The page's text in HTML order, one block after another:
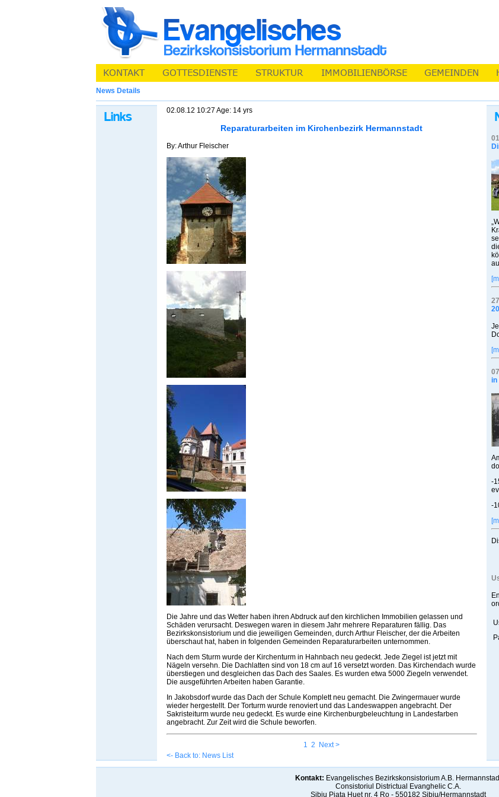
News Details
02.08.12 10:27 Age: 14 yrs
Reparaturarbeiten im Kirchenbezirk Hermannstadt
By: Arthur Fleischer
Die Jahre und das Wetter haben ihren Abdruck auf den kirchlichen Immobilien gelassen und
Schäden verursacht. Deswegen waren in diesem Jahr mehrere Reparaturen fällig. Das
Bezirkskonsistorium und die jeweiligen Gemeinden, durch Arthur Fleischer, der die Arbeiten
überschaut hat, haben in folgenden Gemeinden Reparaturarbeiten unternommen.
Nach dem Sturm wurde der Kirchenturm in Hahnbach neu gedeckt. Jede Ziegel ist jetzt mit
Nägeln versehn. Die Dachlatten sind von 18 cm auf 16 versetzt worden. Das Kirchendach wurde
überstiegen und desgleichen das Dach des Saales. Es wurden etwa 5000 Ziegeln verwendet.
Die ausgeführten Arbeiten haben Garantie.
In Jakobsdorf wurde das Dach der Schule Komplett neu gemacht. Die Zwingermauer wurde
wieder hergestellt. Der Torturm wurde renoviert und das Landeswappen angebracht. Der
Sakristeiturm wurde neu gedeckt. Es wurde eine Kirchenburgbeleuchtung in Landesfarben
angebracht. Zur Zeit wird die Schule beworfen.
1 2
Next >
<- Back to: News List
in
-
-
Kontakt: Evangelisches Bezirkskonsistorium A.B.
Consistoriul Districtual Evanghelic C.A.
Sibiu Piaţa Huet nr. 4 Ro - 550182 Sibiu/Hermannstadt